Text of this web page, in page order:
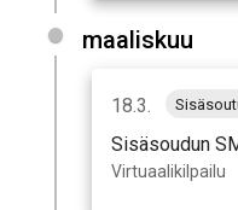
maaliskuu
18.3.
Sisäsoudun
Virtuaalikilpailu